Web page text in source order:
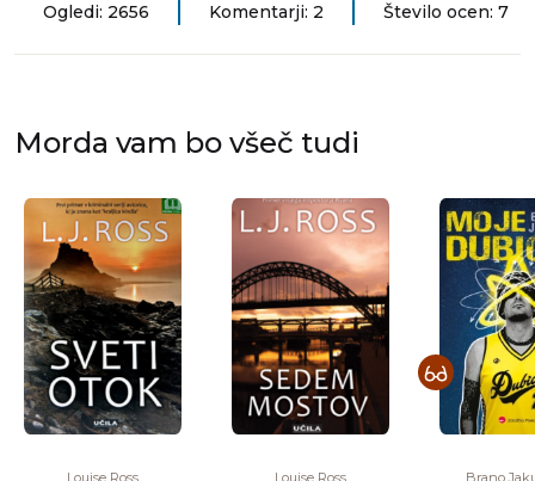
Ogledi: 2656 Komentarji: 2 Število ocen: 7
Morda vam bo všeč tudi
Louise Ross Louise Ross Brano